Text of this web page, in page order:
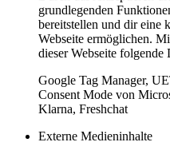
grundlegenden
bereitstellen und dir eine
Webseite ermöglichen.
dieser Webseite folgende
Google Tag Manager,
Consent Mode von
Klarna, Freshchat
Externe Medieninhalte